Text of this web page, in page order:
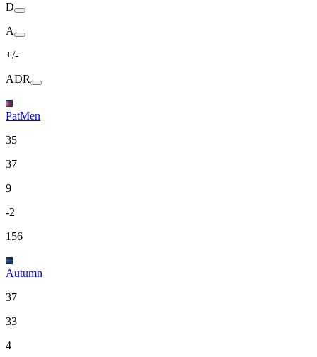
D
A
+/-
ADR
PatMen
35
37
9
-2
156
Autumn
37
33
4